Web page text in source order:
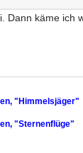
Dann käme ich
"Himmelsjäger"
"Sternenflüge"